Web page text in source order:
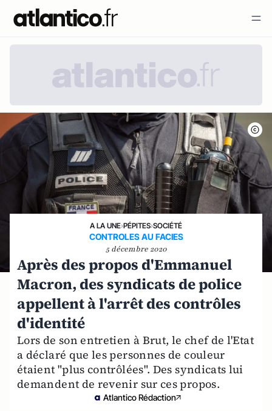
A LA UNE›PÉPITES›SOCIÉTÉ
CONTROLES AU FACIES
5 décembre 2020
Après des propos d'Emmanuel
Macron, des syndicats de police
appellent à l'arrêt des contrôles
d'identité
Lors de son entretien à Brut, le chef de l'Etat
a déclaré que les personnes de couleur
étaient "plus contrôlées". Des syndicats lui
demandent de revenir sur ces propos.
Atlantico Rédaction